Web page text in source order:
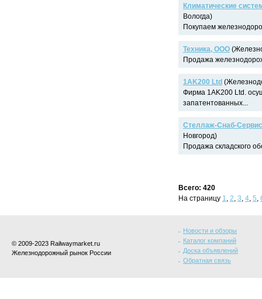
Климатические
Вологда)
Покупаем
Техника, ООО
Продажа
1AK200 Ltd
Фирма 1AK200 Ltd.
запатентованных...
Стеллаж-Снаб-Сервис
Новгород)
Продажа складского
Всего: 420
На страницу 1, 2, 3, 4, 5,
© 2009-2023 Railwaymarket.ru
Железнодорожный рынок России
Новости и обзоры
Каталог компаний
Доска объявлений
Обратная связь